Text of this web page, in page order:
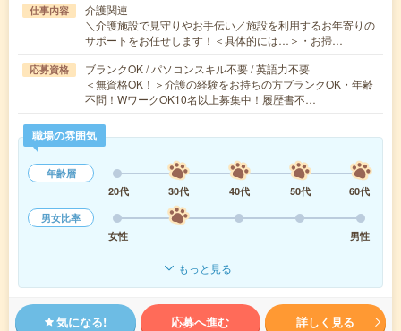
仕事内容
介護関連
＼介護施設で見守りやお手伝い／施設を利用するお年寄りの
サポートをお任せします！＜具体的には…＞・お掃…
応募資格
ブランクOK / パソコンスキル不要 / 英語力不要
＜無資格OK！＞介護の経験をお持ちの方ブランクOK・年齢
不問！WワークOK10名以上募集中！履歴書不…
職場の雰囲気
年齢層
20代
30代 40代 50代
60代
男女比率
女性
男性
もっと見る
気になる! 応募へ進む 詳しく見る